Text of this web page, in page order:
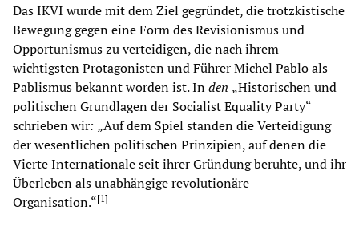
Das IKVI wurde mit dem Ziel gegründet, die trotzkistische
Bewegung gegen eine Form des Revisionismus und
Opportunismus zu verteidigen, die nach ihrem
wichtigsten Protagonisten und Führer Michel Pablo als
Pablismus bekannt worden ist. Inden „Historischen und
politischen Grundlagen der Socialist Equality Party“
schrieben wir: „Auf dem Spiel standen die Verteidigung
der wesentlichen politischen Prinzipien, auf denen die
Vierte Internationale seit ihrer Gründung beruhte, und ihr
Überleben als unabhängige revolutionäre
Organisation.“[1]